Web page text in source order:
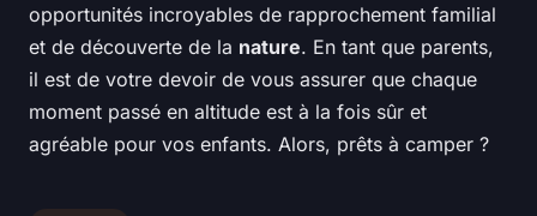
opportunités incroyables de rapprochement familial
et de découverte de la nature. En tant que parents,
il est de votre devoir de vous assurer que chaque
moment passé en altitude est à la fois sûr et
agréable pour vos enfants. Alors, prêts à camper ?